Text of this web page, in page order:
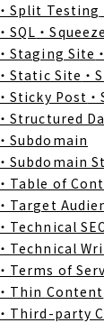
・Split Testing
・SQL ・
・Staging Site
・Static Site ・
・Sticky Post
・Structured
・Subdomain
・Subdomain
・Table of
・Target
・Technical
・Technical
・Terms of
・Thin Content
・Third-party